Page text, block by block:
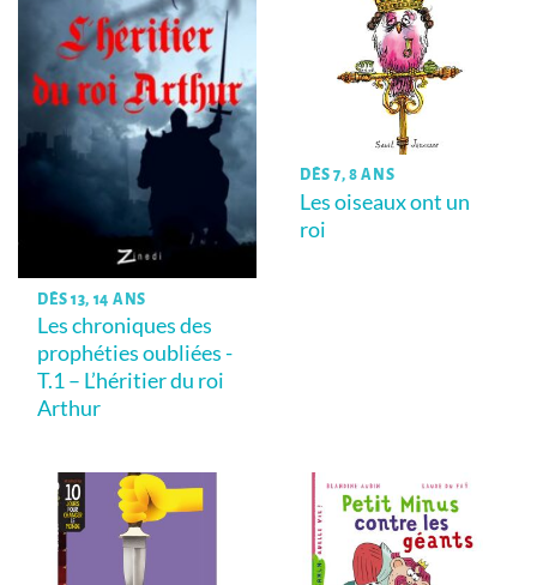
DÈS 13, 14 ANS
Les chroniques des
prophéties oubliées -
T.1 – L’héritier du roi
Arthur
DÈS 7, 8 ANS
Les oiseaux ont un
roi